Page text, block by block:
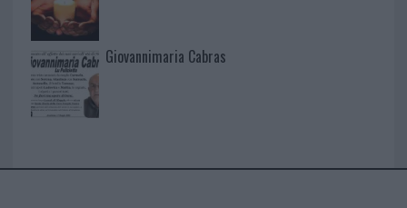
Giovannimaria Cabras